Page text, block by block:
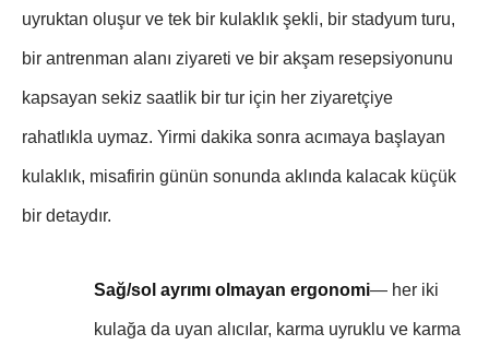
uyruktan oluşur ve tek bir kulaklık şekli, bir stadyum turu,
bir antrenman alanı ziyareti ve bir akşam resepsiyonunu
kapsayan sekiz saatlik bir tur için her ziyaretçiye
rahatlıkla uymaz. Yirmi dakika sonra acımaya başlayan
kulaklık, misafirin günün sonunda aklında kalacak küçük
bir detaydır.
Sağ/sol ayrımı olmayan ergonomi— her iki
kulağa da uyan alıcılar, karma uyruklu ve karma